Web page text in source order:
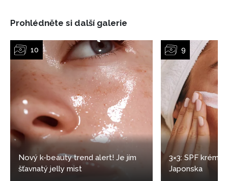
Prohlédněte si další galerie
Nový k-beauty trend alert! Je jím
šťavnatý jelly mist
3×3: SPF krémy
Japonska